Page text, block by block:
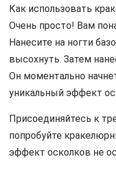
Как использовать
Очень просто! Вам
Нанесите на ногти
высохнуть. Затем
Он моментально
уникальный эффект
Присоединяйтесь к
попробуйте
эффект осколков не